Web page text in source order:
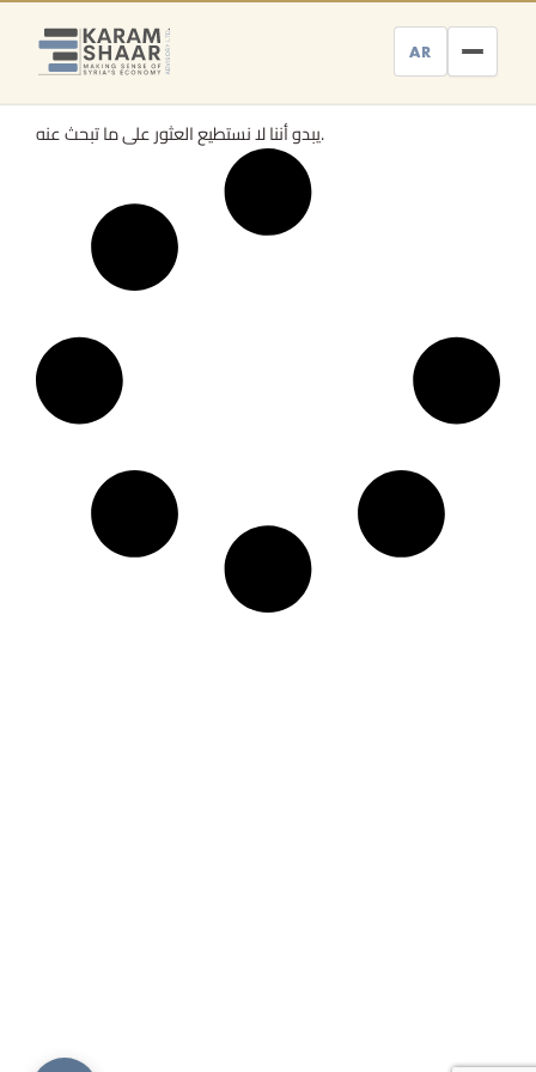
Skip
content
AR
يبدو أننا لا نستطيع العثور على ما تبحث عنه.